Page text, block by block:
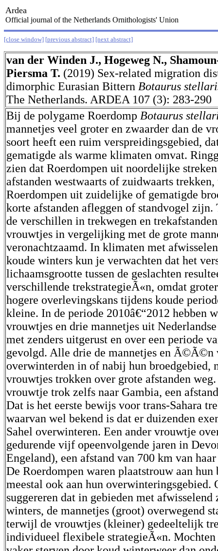
Ardea
Official journal of the Netherlands Ornithologists' Union
[close window] [previous abstract] [next abstract]
van der Winden J., Hogeweg N.,
Piersma T. (2019) Sex-related migration
dimorphic Eurasian Bittern Botaurus
The Netherlands. ARDEA 107 (3): 283-290
Bij de polygame Roerdomp Botaurus
mannetjes veel groter en zwaarder dan de
soort heeft een ruim verspreidingsgebied,
gematigde als warme klimaten omvat.
zien dat Roerdompen uit noordelijke
afstanden westwaarts of zuidwaarts
Roerdompen uit zuidelijke of gematigde
korte afstanden afleggen of standvogel zijn.
de verschillen in trekwegen en
vrouwtjes in vergelijking met de grote
veronachtzaamd. In klimaten met
koude winters kun je verwachten dat het
lichaamsgrootte tussen de geslachten
verschillende trekstrategieÃ«n, omdat
hogere overlevingskans tijdens koude
kleine. In de periode 2010â€“2012 hebben
vrouwtjes en drie mannetjes uit
met zenders uitgerust en over een periode
gevolgd. Alle drie de mannetjes en Ã©Ã©n
overwinterden in of nabij hun broedgebied,
vrouwtjes trokken over grote afstanden
vrouwtje trok zelfs naar Gambia, een
Dat is het eerste bewijs voor trans-Sahara
waarvan wel bekend is dat er duizenden
Sahel overwinteren. Een ander vrouwtje
gedurende vijf opeenvolgende jaren in
Engeland), een afstand van 700 km van
De Roerdompen waren plaatstrouw aan hun
meestal ook aan hun overwinteringsgebied.
suggereren dat in gebieden met afwisselend
winters, de mannetjes (groot) overwegend
terwijl de vrouwtjes (kleiner) gedeeltelijk
individueel flexibele strategieÃ«n. Mochten